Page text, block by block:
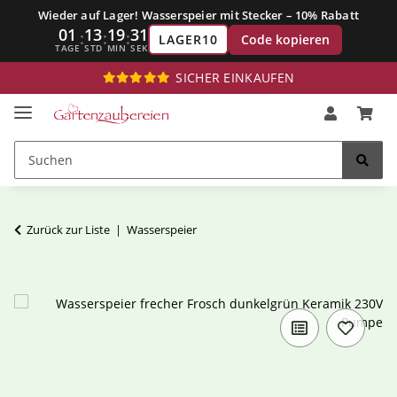
Wieder auf Lager! Wasserspeier mit Stecker – 10% Rabatt
01
TAGE:13
STD:19
MIN:31
SEK
LAGER10 Code kopieren
SICHER EINKAUFEN
Zurück zur Liste Wasserspeier